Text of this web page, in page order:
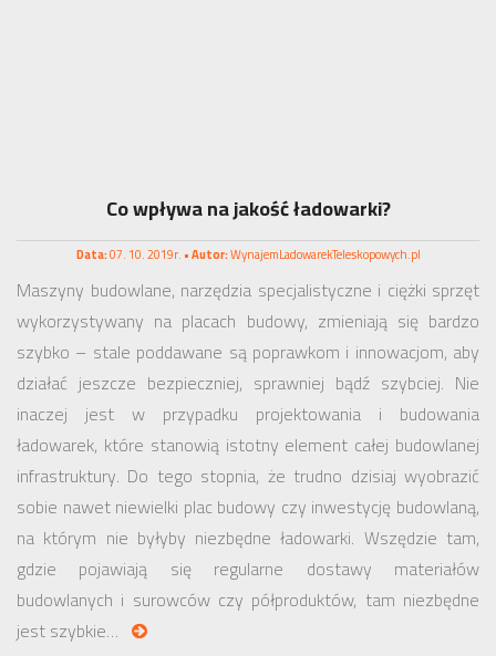
Co wpływa na jakość ładowarki?
Data:07. 10. 2019r. •Autor:WynajemLadowarekTeleskopowych.pl
Maszyny budowlane, narzędzia specjalistyczne i ciężki sprzęt
wykorzystywany na placach budowy, zmieniają się bardzo
szybko – stale poddawane są poprawkom i innowacjom, aby
działać jeszcze bezpieczniej, sprawniej bądź szybciej. Nie
inaczej jest w przypadku projektowania i budowania
ładowarek, które stanowią istotny element całej budowlanej
infrastruktury. Do tego stopnia, że trudno dzisiaj wyobrazić
sobie nawet niewielki plac budowy czy inwestycję budowlaną,
na którym nie byłyby niezbędne ładowarki. Wszędzie tam,
gdzie pojawiają się regularne dostawy materiałów
budowlanych i surowców czy półproduktów, tam niezbędne
jest szybkie…